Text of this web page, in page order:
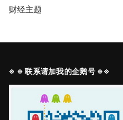
财经主题
※ ※ 联系请加我的企鹅号 ※※